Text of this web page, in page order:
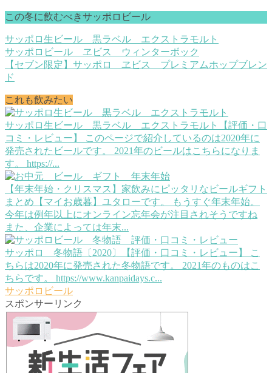
この冬に飲むべきサッポロビール
サッポロ生ビール 黒ラベル エクストラモルト
サッポロビール ヱビス ウィンターボック
【セブン限定】サッポロ ヱビス プレミアムホップブレン
ド
これも飲みたい
サッポロ生ビール 黒ラベル エクストラモルト【評価・口
コミ・レビュー】
このページで紹介しているのは2020年に
発売されたビールです。 2021年のビールはこちらになりま
す。 https://...
【年末年始・クリスマス】家飲みにピッタリなビールギフト
まとめ【マイお歳暮】 ユタローです。 もうすぐ年末年始。
今年は例年以上にオンライン忘年会が注目されそうですね
また、企業によっては年末...
サッポロ 冬物語〔2020〕【評価・口コミ・レビュー】
こ
ちらは2020年に発売された冬物語です。 2021年のものはこ
ちらです。 https://www.kanpaidays.c...
サッポロビール
スポンサーリンク